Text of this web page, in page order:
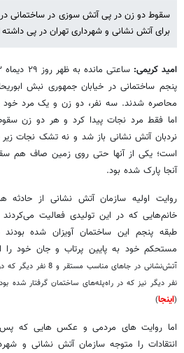
سقوط دو زن در پی آتش سوزی در ساختمانی در
برای آتش نشانی و شهرداری تهران در پی
امید کریمی:
محاصره شدند. سه نفر، دو زن و یک مرد خود را
اما فقط مرد نجات پیدا کرد و هر دو زن
نردبان آتش نشانی باز شد و نه تشک نجات زیر
است؛ یکی از آنها حتی روی زمین صاف هم
آنجا پارک شده بود.
روایت اولیه سازمان آتش نشانی از
خانم‌هایی که در این تولیدی فعالیت
طبقه پنجم این ساختمان آویزان شده بودند
مستحکم خود به پایین پرتاب و جان خود را
نفر دیگر نیز که در راه‌پله‌های ساختمان گرفتار شده
(اینجا)
اما روایت های مردمی و عکس هایی که
انتقادات را متوجه سازمان آتش نشانی و